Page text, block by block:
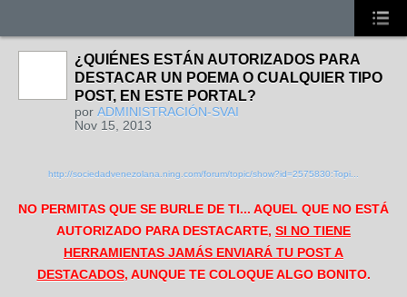
¿QUIÉNES ESTÁN AUTORIZADOS PARA
DESTACAR UN POEMA O CUALQUIER TIPO
POST, EN ESTE PORTAL?
por ADMINISTRACIÓN-SVAI
Nov 15, 2013
http://sociedadvenezolana.ning.com/forum/topic/show?id=2575830:Topi...
NO PERMITAS QUE SE BURLE DE TI... AQUEL QUE NO ESTÁ
AUTORIZADO PARA DESTACARTE, SI NO TIENE
HERRAMIENTAS JAMÁS ENVIARÁ TU POST A
DESTACADOS, AUNQUE TE COLOQUE ALGO BONITO.